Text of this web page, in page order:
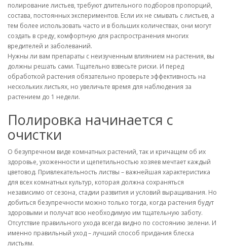
полирование листьев, требуют длительного подборов пропорций,
состава, постоянных экспериментов. Если их не смывать с листьев, а
тем более использовать часто и в больших количествах, они могут
создать в среду, комфортную для распространения многих
вредителей и заболеваний.
Нужны ли вам препараты с неизученным влиянием на растения, вы
должны решать сами. Тщательно взвесьте риски. И перед
обработкой растения обязательно проверьте эффективность на
нескольких листьях, но увеличьте время для наблюдения за
растением до 1 недели.
Полировка начинается с
очистки
О безупречном виде комнатных растений, так и кричащем об их
здоровье, ухоженности и щепетильностью хозяев мечтает каждый
цветовод. Привлекательность листвы – важнейшая характеристика
для всех комнатных культур, которая должна сохраняться
независимо от сезона, стадии развития и условий выращивания. Но
добиться безупречности можно только тогда, когда растения будут
здоровыми и получат всю необходимую им тщательную заботу.
Отсутствие правильного ухода всегда видно по состоянию зелени. И
именно правильный уход – лучший способ придания блеска
листьям.